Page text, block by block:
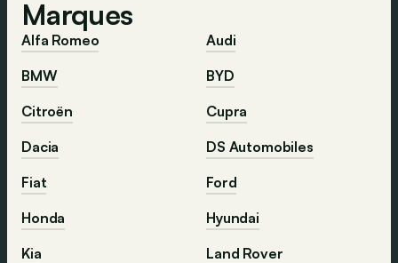
Marques
Alfa Romeo
Audi
BMW
BYD
Citroën
Cupra
Dacia
DS Automobiles
Fiat
Ford
Honda
Hyundai
Kia
Land Rover